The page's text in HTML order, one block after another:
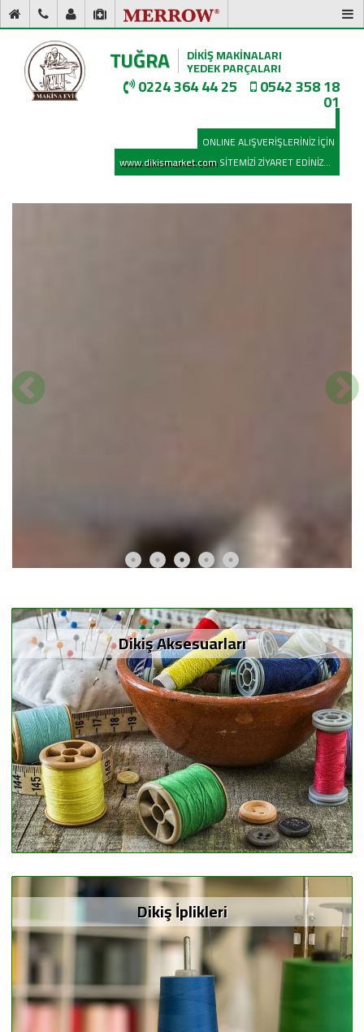
TUĞRA DİKİŞ MAKİNALARI
YEDEK PARÇALARI
0224 364 44 25 0542 358 18
01
ONLINE ALIŞVERİŞLERİNİZ İÇİN
www.dikismarket.comSİTEMİZİ ZİYARET EDİNİZ...
Dikiş Aksesuarları
Dikiş İplikleri